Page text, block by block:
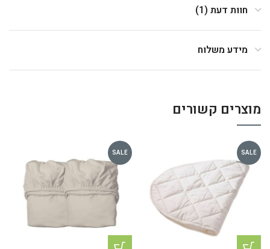
חוות דעת (1)
מידע משלוח
מוצרים קשורים
SALE
SALE